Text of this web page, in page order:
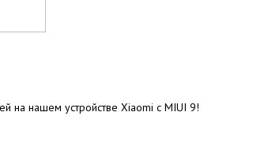
на нашем устройстве Xiaomi с MIUI 9!